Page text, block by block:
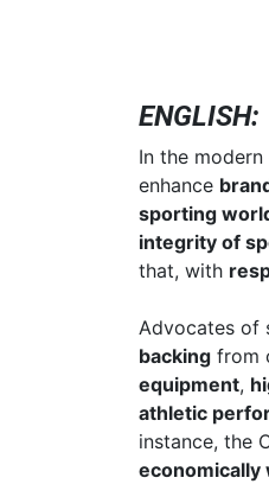
ENGLISH:
In the
enhance
sporting
integrity of
that, with
Advocates of
backing from
equipment,
athletic
instance, the
economically